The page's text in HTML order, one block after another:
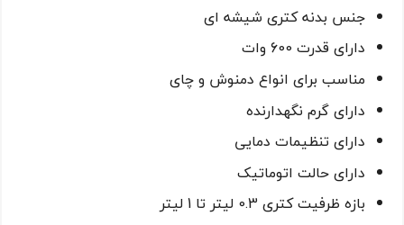
جنس بدنه کتری شیشه ای
دارای قدرت 600 وات
مناسب برای انواع دمنوش و چای
دارای گرم نگهدارنده
دارای تنظیمات دمایی
دارای حالت اتوماتیک
بازه ظرفیت کتری 0.3 لیتر تا 1 لیتر